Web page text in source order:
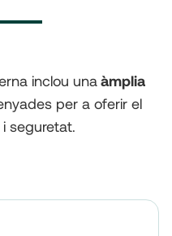
inclou unaàmplia
per a oferir el
seguretat.